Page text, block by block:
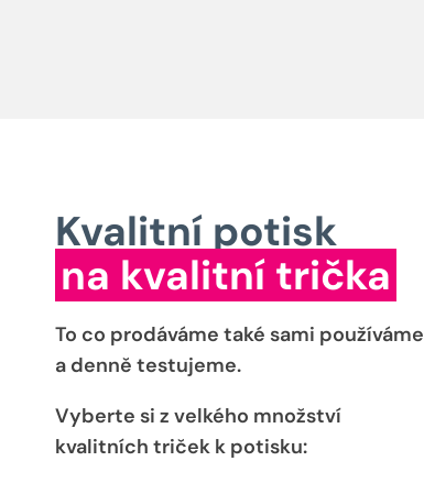
Kvalitní potisk
na kvalitní trička
To co prodáváme také sami používáme
a denně testujeme.
Vyberte si z velkého množství
kvalitních triček k potisku: